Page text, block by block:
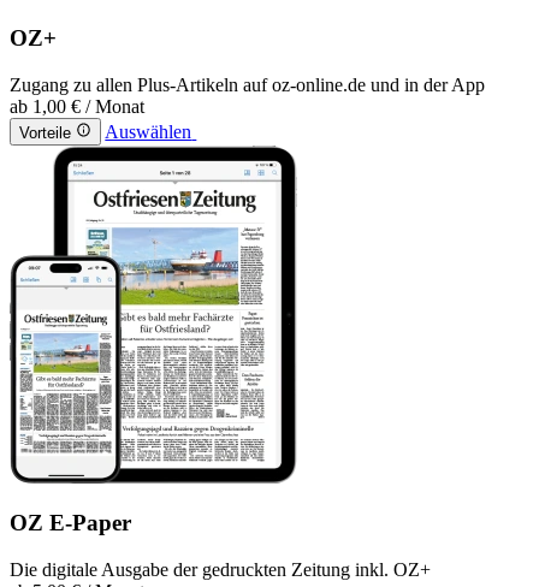
OZ+
Zugang zu allen Plus-Artikeln auf oz-online.de und in der App
ab 1,00 € / Monat
Vorteile Auswählen
OZ E-Paper
Die digitale Ausgabe der gedruckten Zeitung inkl. OZ+